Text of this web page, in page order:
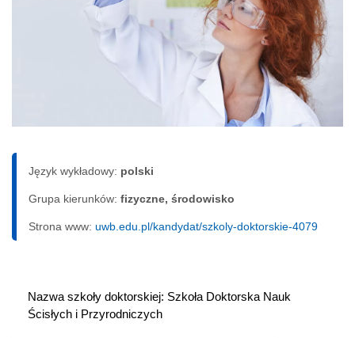
Język wykładowy: polski
Grupa kierunków: fizyczne, środowisko
Strona www: uwb.edu.pl/kandydat/szkoly-doktorskie-4079
Nazwa szkoły doktorskiej: Szkoła Doktorska Nauk
Ścisłych i Przyrodniczych